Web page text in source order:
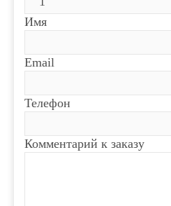
Имя
Email
Телефон
Комментарий к заказу